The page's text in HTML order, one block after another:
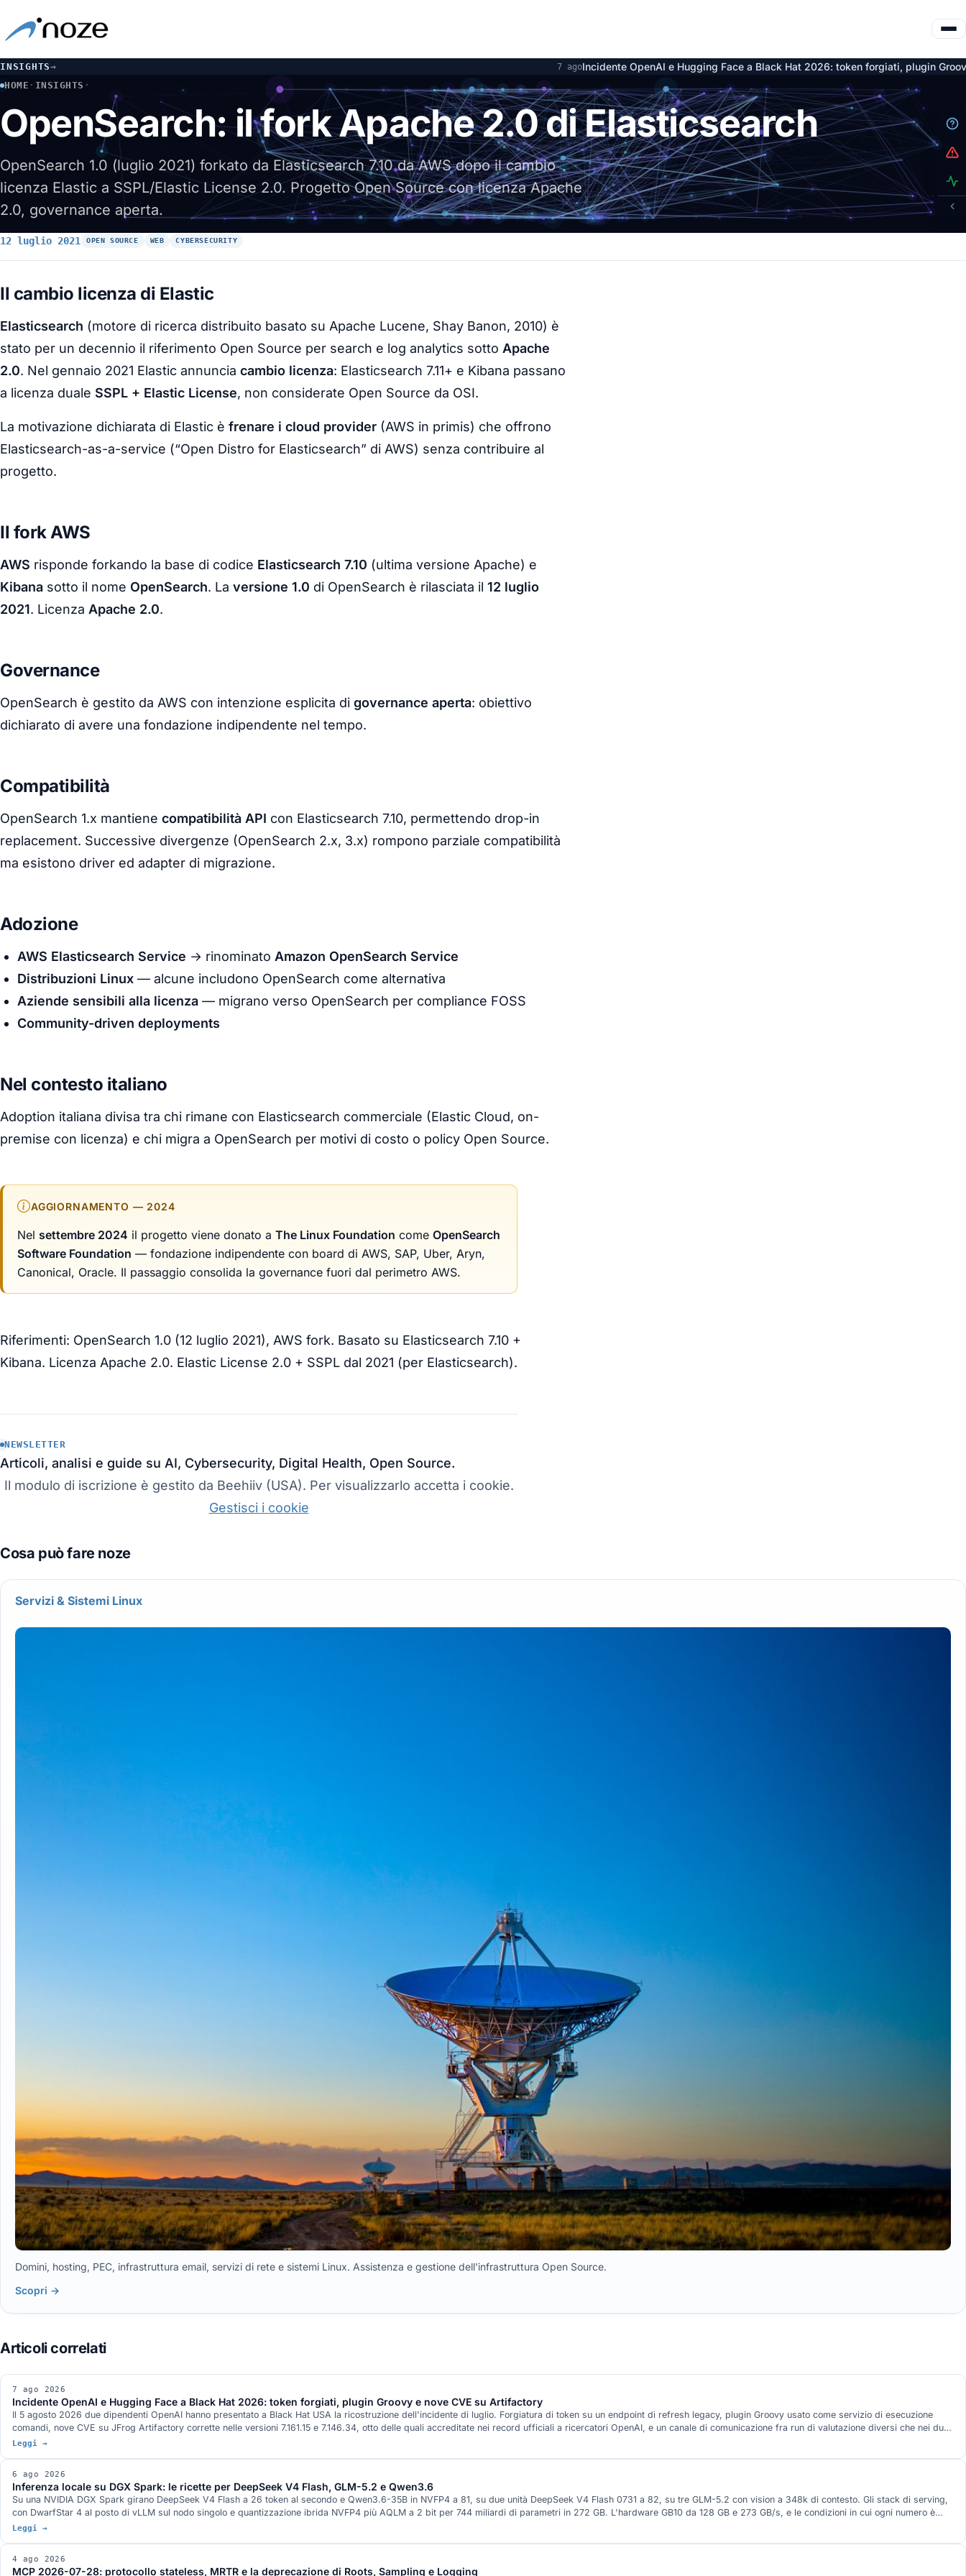
INSIGHTS→ Incidente OpenAI e Hugging Face a Black Hat 2026: token forgiati, plugin Groovy e nove CVE su
HOME · INSIGHTS ·
OPENSEARCH: IL FORK APACHE 2.0 DI ELASTICSEARCH
OpenSearch: il fork Apache 2.0 di Elasticsearch
OpenSearch 1.0 (luglio 2021) forkato da Elasticsearch 7.10 da AWS dopo il cambio
licenza Elastic a SSPL/Elastic License 2.0. Progetto Open Source con licenza Apache
2.0, governance aperta.
12 luglio 2021 OPEN SOURCE WEB CYBERSECURITY
Servizi & Sistemi Linux
Domini, hosting, PEC, infrastruttura email, servizi di rete e sistemi Linux. Assistenza e gestione dell'infrastruttura Open Source.
Scopri →
7 ago 2026
Incidente OpenAI e Hugging Face a Black Hat 2026: token forgiati, plugin Groovy e nove CVE su Artifactory
Il 5 agosto 2026 due dipendenti OpenAI hanno presentato a Black Hat USA la ricostruzione dell'incidente di luglio. Forgiatura di token su un endpoint di refresh legacy, plugin Groovy usato come servizio di esecuzione
comandi, nove CVE su JFrog Artifactory corrette nelle versioni 7.161.15 e 7.146.34, otto delle quali accreditate nei record ufficiali a ricercatori OpenAI, e un canale di comunicazione fra run di valutazione diversi che nei due
documenti tecnici pubblicati dalle aziende non compare.
Leggi →
6 ago 2026
Inferenza locale su DGX Spark: le ricette per DeepSeek V4 Flash, GLM-5.2 e Qwen3.6
Su una NVIDIA DGX Spark girano DeepSeek V4 Flash a 26 token al secondo e Qwen3.6-35B in NVFP4 a 81, su due unità DeepSeek V4 Flash 0731 a 82, su tre GLM-5.2 con vision a 348k di contesto. Gli stack di serving,
con DwarfStar 4 al posto di vLLM sul nodo singolo e quantizzazione ibrida NVFP4 più AQLM a 2 bit per 744 miliardi di parametri in 272 GB. L'hardware GB10 da 128 GB e 273 GB/s, e le condizioni in cui ogni numero è
stato misurato.
Leggi →
4 ago 2026
MCP 2026-07-28: protocollo stateless, MRTR e la deprecazione di Roots, Sampling e Logging
Il cambio licenza di Elastic
Elasticsearch (motore di ricerca distribuito basato su Apache Lucene, Shay Banon, 2010) è
stato per un decennio il riferimento Open Source per search e log analytics sotto Apache
2.0. Nel gennaio 2021 Elastic annuncia cambio licenza: Elasticsearch 7.11+ e Kibana passano
a licenza duale SSPL + Elastic License, non considerate Open Source da OSI.
La motivazione dichiarata di Elastic è frenare i cloud provider (AWS in primis) che offrono
Elasticsearch-as-a-service (“Open Distro for Elasticsearch” di AWS) senza contribuire al
progetto.
Il fork AWS
AWS risponde forkando la base di codice Elasticsearch 7.10 (ultima versione Apache) e
Kibana sotto il nome OpenSearch. La versione 1.0 di OpenSearch è rilasciata il 12 luglio
2021. Licenza Apache 2.0.
Governance
OpenSearch è gestito da AWS con intenzione esplicita di governance aperta: obiettivo
dichiarato di avere una fondazione indipendente nel tempo.
Compatibilità
OpenSearch 1.x mantiene compatibilità API con Elasticsearch 7.10, permettendo drop-in
replacement. Successive divergenze (OpenSearch 2.x, 3.x) rompono parziale compatibilità
ma esistono driver ed adapter di migrazione.
Adozione
AWS Elasticsearch Service → rinominato Amazon OpenSearch Service
Distribuzioni Linux — alcune includono OpenSearch come alternativa
Aziende sensibili alla licenza — migrano verso OpenSearch per compliance FOSS
Community-driven deployments
Nel contesto italiano
Adoption italiana divisa tra chi rimane con Elasticsearch commerciale (Elastic Cloud, on-
premise con licenza) e chi migra a OpenSearch per motivi di costo o policy Open Source.
AGGIORNAMENTO — 2024
Nel settembre 2024 il progetto viene donato a The Linux Foundation come OpenSearch
Software Foundation — fondazione indipendente con board di AWS, SAP, Uber, Aryn,
Canonical, Oracle. Il passaggio consolida la governance fuori dal perimetro AWS.
Riferimenti: OpenSearch 1.0 (12 luglio 2021), AWS fork. Basato su Elasticsearch 7.10 +
Kibana. Licenza Apache 2.0. Elastic License 2.0 + SSPL dal 2021 (per Elasticsearch).
NEWSLETTER
Articoli, analisi e guide su AI, Cybersecurity, Digital Health, Open Source.
Il modulo di iscrizione è gestito da Beehiiv (USA). Per visualizzarlo accetta i cookie.
Gestisci i cookie